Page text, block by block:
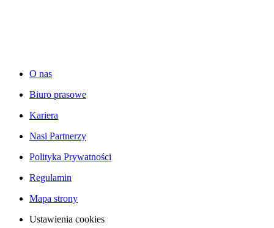
O nas
Biuro prasowe
Kariera
Nasi Partnerzy
Polityka Prywatności
Regulamin
Mapa strony
Ustawienia cookies